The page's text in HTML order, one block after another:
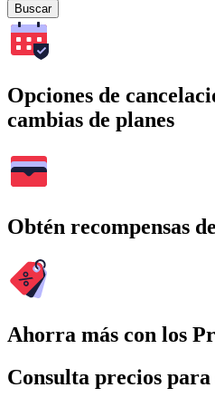
Buscar
Opciones de
cambias de planes
Obtén recompensas
Ahorra más con los
Consulta precios para